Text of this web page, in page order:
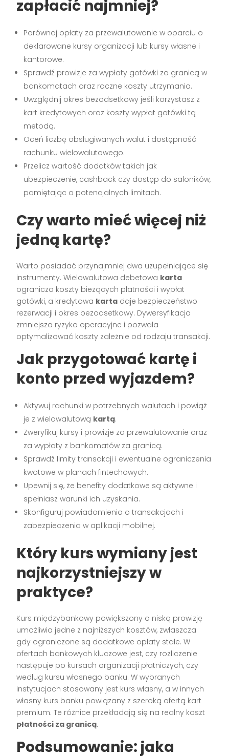
zapłacić najmniej?
Porównaj opłaty za przewalutowanie w oparciu o
deklarowane kursy organizacji lub kursy własne i
kantorowe.
Sprawdź prowizje za wypłaty gotówki za granicą w
bankomatach oraz roczne koszty utrzymania.
Uwzględnij okres bezodsetkowy jeśli korzystasz z
kart kredytowych oraz koszty wypłat gotówki tą
metodą.
Oceń liczbę obsługiwanych walut i dostępność
rachunku wielowalutowego.
Przelicz wartość dodatków takich jak
ubezpieczenie, cashback czy dostęp do saloników,
pamiętając o potencjalnych limitach.
Czy warto mieć więcej niż
jedną kartę?
Warto posiadać przynajmniej dwa uzupełniające się
instrumenty. Wielowalutowa debetowa karta
ogranicza koszty bieżących płatności i wypłat
gotówki, a kredytowa karta daje bezpieczeństwo
rezerwacji i okres bezodsetkowy. Dywersyfikacja
zmniejsza ryzyko operacyjne i pozwala
optymalizować koszty zależnie od rodzaju transakcji.
Jak przygotować kartę i
konto przed wyjazdem?
Aktywuj rachunki w potrzebnych walutach i powiąż
je z wielowalutową kartą.
Zweryfikuj kursy i prowizje za przewalutowanie oraz
za wypłaty z bankomatów za granicą.
Sprawdź limity transakcji i ewentualne ograniczenia
kwotowe w planach fintechowych.
Upewnij się, że benefity dodatkowe są aktywne i
spełniasz warunki ich uzyskania.
Skonfiguruj powiadomienia o transakcjach i
zabezpieczenia w aplikacji mobilnej.
Który kurs wymiany jest
najkorzystniejszy w
praktyce?
Kurs międzybankowy powiększony o niską prowizję
umożliwia jedne z najniższych kosztów, zwłaszcza
gdy ograniczone są dodatkowe opłaty stałe. W
ofertach bankowych kluczowe jest, czy rozliczenie
następuje po kursach organizacji płatniczych, czy
według kursu własnego banku. W wybranych
instytucjach stosowany jest kurs własny, a w innych
własny kurs banku powiązany z szeroką ofertą kart
premium. Te różnice przekładają się na realny koszt
płatności za granicą.
Podsumowanie: jaka